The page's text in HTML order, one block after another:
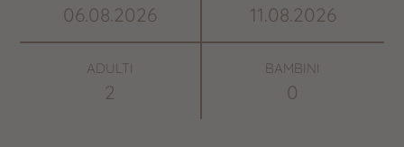
ADULTI BAMBINI